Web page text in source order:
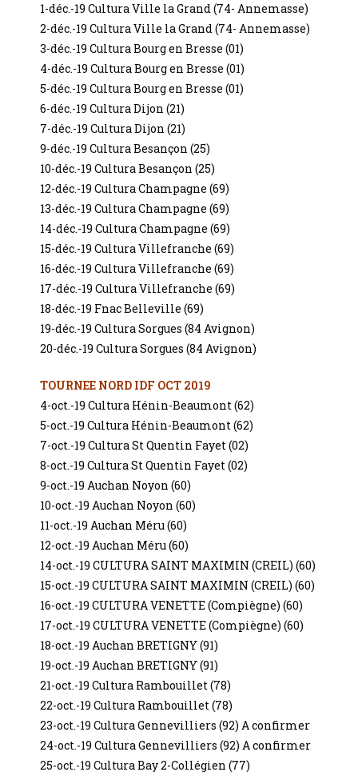
1-déc.-19 Cultura Ville la Grand (74- Annemasse)
2-déc.-19 Cultura Ville la Grand (74- Annemasse)
3-déc.-19 Cultura Bourg en Bresse (01)
4-déc.-19 Cultura Bourg en Bresse (01)
5-déc.-19 Cultura Bourg en Bresse (01)
6-déc.-19 Cultura Dijon (21)
7-déc.-19 Cultura Dijon (21)
9-déc.-19 Cultura Besançon (25)
10-déc.-19 Cultura Besançon (25)
12-déc.-19 Cultura Champagne (69)
13-déc.-19 Cultura Champagne (69)
14-déc.-19 Cultura Champagne (69)
15-déc.-19 Cultura Villefranche (69)
16-déc.-19 Cultura Villefranche (69)
17-déc.-19 Cultura Villefranche (69)
18-déc.-19 Fnac Belleville (69)
19-déc.-19 Cultura Sorgues (84 Avignon)
20-déc.-19 Cultura Sorgues (84 Avignon)
TOURNEE NORD IDF OCT 2019
4-oct.-19 Cultura Hénin-Beaumont (62)
5-oct.-19 Cultura Hénin-Beaumont (62)
7-oct.-19 Cultura St Quentin Fayet (02)
8-oct.-19 Cultura St Quentin Fayet (02)
9-oct.-19 Auchan Noyon (60)
10-oct.-19 Auchan Noyon (60)
11-oct.-19 Auchan Méru (60)
12-oct.-19 Auchan Méru (60)
14-oct.-19 CULTURA SAINT MAXIMIN (CREIL) (60)
15-oct.-19 CULTURA SAINT MAXIMIN (CREIL) (60)
16-oct.-19 CULTURA VENETTE (Compiègne) (60)
17-oct.-19 CULTURA VENETTE (Compiègne) (60)
18-oct.-19 Auchan BRETIGNY (91)
19-oct.-19 Auchan BRETIGNY (91)
21-oct.-19 Cultura Rambouillet (78)
22-oct.-19 Cultura Rambouillet (78)
23-oct.-19 Cultura Gennevilliers (92) A confirmer
24-oct.-19 Cultura Gennevilliers (92) A confirmer
25-oct.-19 Cultura Bay 2-Collégien (77)